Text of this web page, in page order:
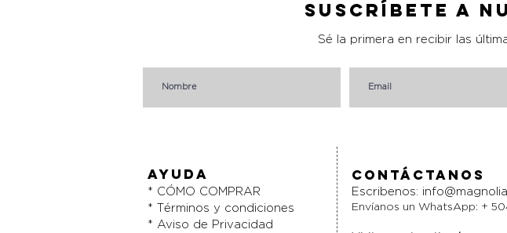
Suscríbete a
Sé la primera en recibir las
AYUDA
* CÓMO COMPRAR
* Términos y condiciones
* Aviso de Privacidad
Contáctanos
Escribenos:
Envíanos un WhatsApp: +